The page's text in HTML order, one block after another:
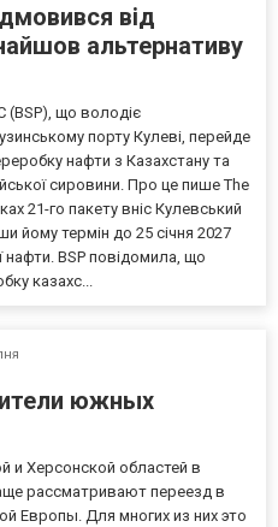
від
альтернативу
(BSP), що володіє
порту Кулеві, перейде
нафти з Казахстану та
сировини. Про це пише The
21-го пакету вніс Кулевський
йому термін до 25 січня 2027
нафти. BSP повідомила, що
казахс...
южных
и Херсонской областей в
рассматривают переезд в
Европы. Для многих из них это